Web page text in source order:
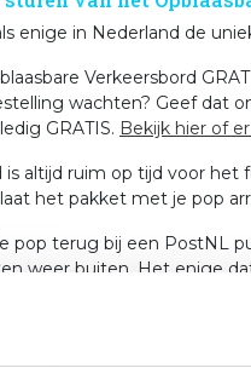
enige in Nederland de
Verkeersbord
wachten? Geef dat
GRATIS. Bekijk hier of
is altijd ruim op tijd voor
het pakket met je pop
pop terug bij een PostNL
weer buiten. Het enige